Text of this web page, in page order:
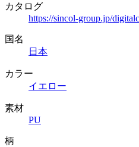
カタログ
https://sincol-group.jp/
国名
日本
カラー
イエロー
素材
PU
柄